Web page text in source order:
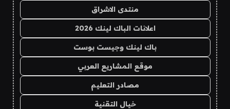
منتدى الاشراق
اعلانات الباك لينك 2026
باك لينك وجيست بوست
موقع المشاريع العربي
مصادر التعليم
خيال التقنية